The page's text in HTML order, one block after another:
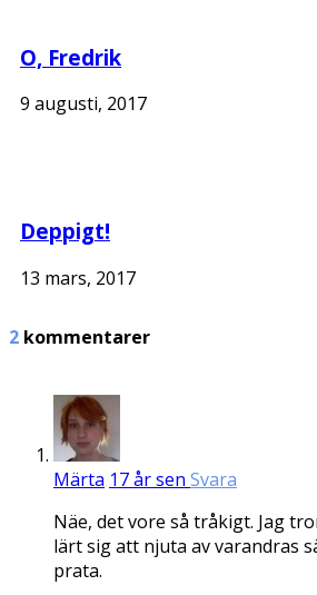
O, Fredrik
9 augusti, 2017
Deppigt!
13 mars, 2017
2 kommentarer
Märta 17 år sen Svara
Näe, det vore så tråkigt. Jag
lärt sig att njuta av varandras
prata.